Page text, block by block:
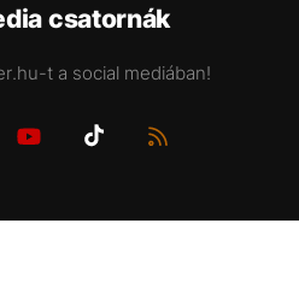
csatornák
t a social mediában!